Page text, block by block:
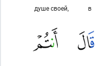
в
душе своей,